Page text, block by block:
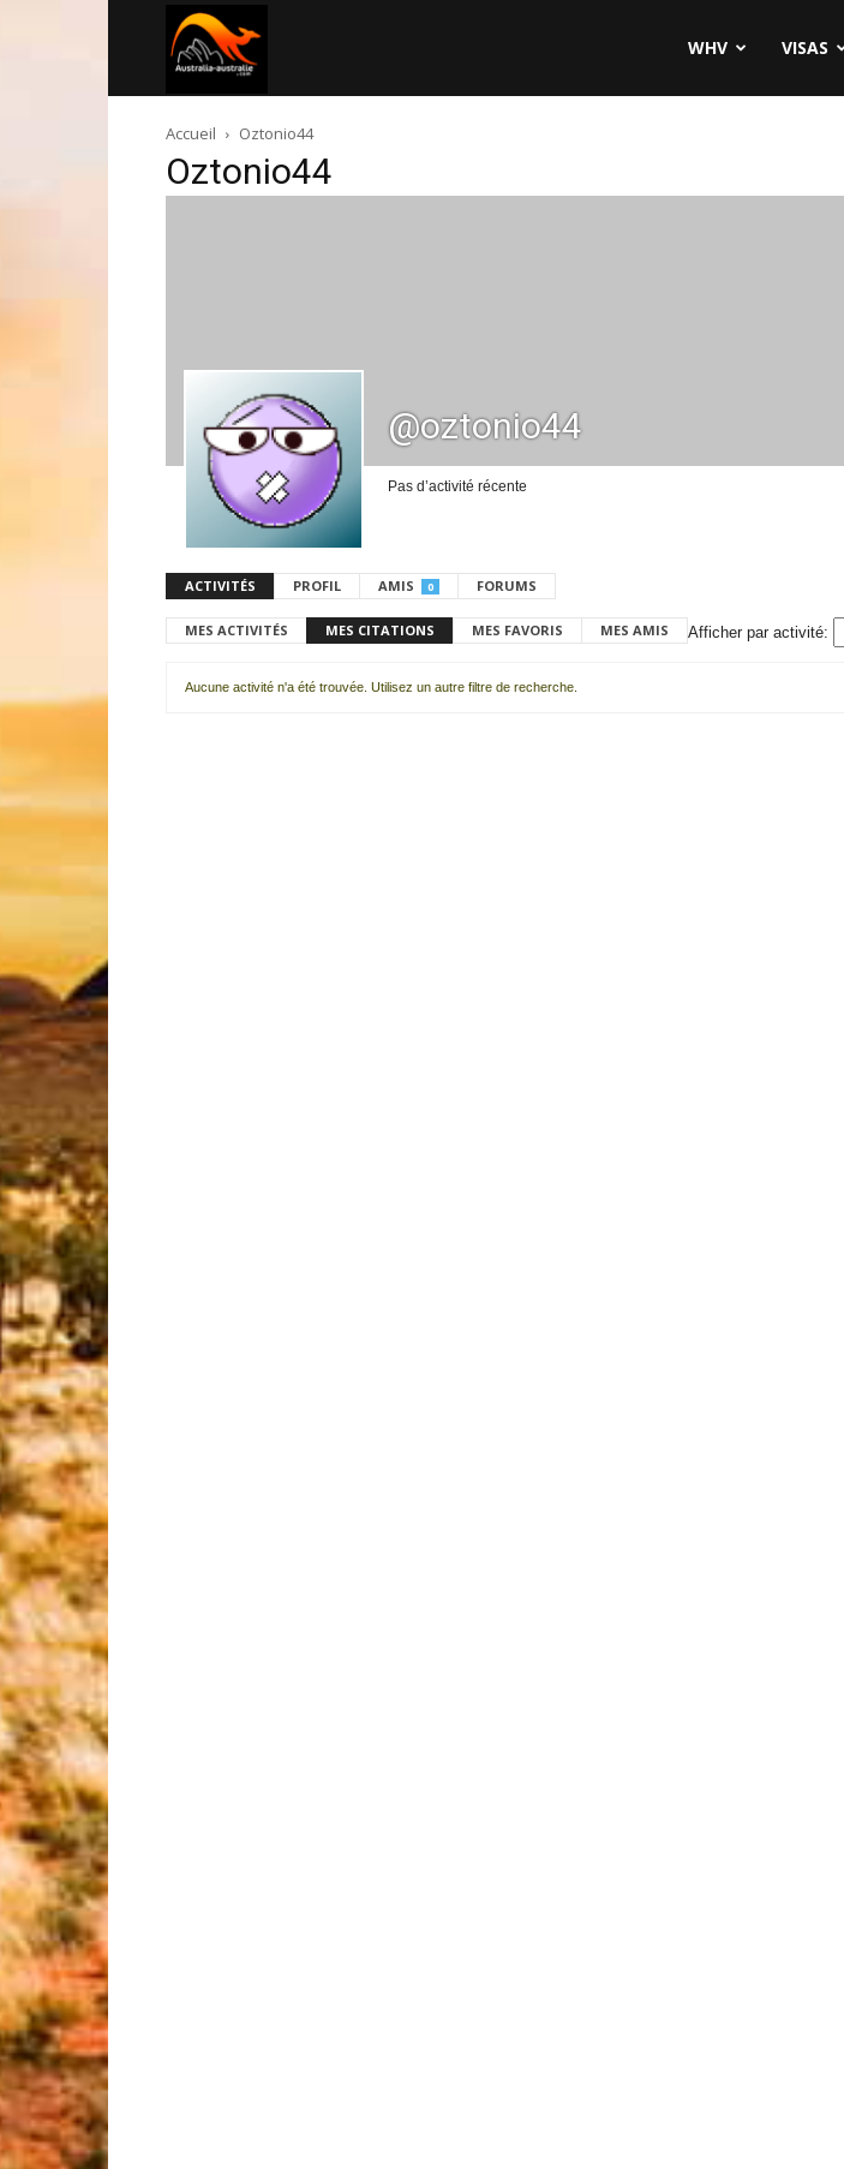
australie.com
WHV VISAS
Accueil Oztonio44
Oztonio44
@oztonio44
Pas d’activité récente
ACTIVITÉS PROFIL AMIS 0 FORUMS
MES ACTIVITÉS MES CITATIONS MES FAVORIS MES AMIS Afficher par activité:
Aucune activité n'a été trouvée. Utilisez un autre filtre de recherche.